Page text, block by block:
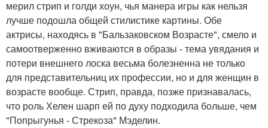
мерил стрип и голди хоун, чья манера игры как нельзя
лучше подошла общей стилистике картины. Обе
актрисы, находясь в "Бальзаковском Возрасте", смело и
самоотверженно вживаются в образы - тема увядания и
потери внешнего лоска весьма болезненна не только
для представительниц их профессии, но и для женщин в
возрасте вообще. Стрип, правда, позже признавалась,
что роль Хелен шарп ей по духу подходила больше, чем
"Попрыгунья - Стрекоза" Мэделин.